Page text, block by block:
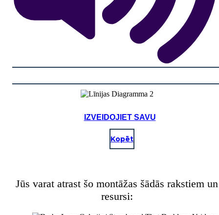
IZVEIDOJIET SAVU
Kopēt
Jūs varat atrast šo montāžas šādās rakstiem un
resursi: